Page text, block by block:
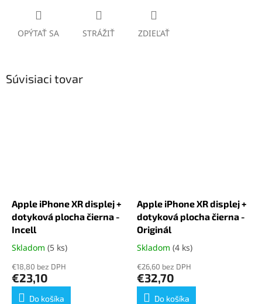
OPÝTAŤ SA STRÁŽIŤ ZDIEĽAŤ
Súvisiaci tovar
Apple iPhone XR displej +
dotyková plocha čierna -
Incell
Priemerné
produktu
je
5,0
Skladom (5 ks)
€18,80 bez DPH
€23,10
Do košíka
Apple iPhone XR displej +
dotyková plocha čierna -
Originál
Priemerné
produktu
je
4,6
Skladom (4 ks)
€26,60 bez DPH
€32,70
Do košíka